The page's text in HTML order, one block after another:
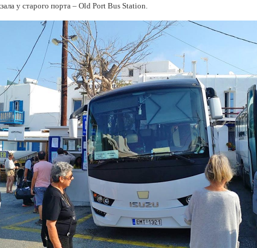
у старого порта – Old Port Bus Station.